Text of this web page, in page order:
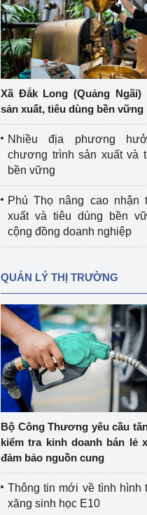
Xã Đắk Long (Quảng Ngãi)
sản xuất, tiêu dùng bền vững
Nhiều địa phương
chương trình sản xuất và
bền vững
Phú Thọ nâng cao nhận
xuất và tiêu dùng bền
cộng đồng doanh nghiệp
QUẢN LÝ THỊ TRƯỜNG
Bộ Công Thương yêu cầu
kiểm tra kinh doanh bán lẻ
đảm bảo nguồn cung
Thông tin mới về tình hình
xăng sinh học E10